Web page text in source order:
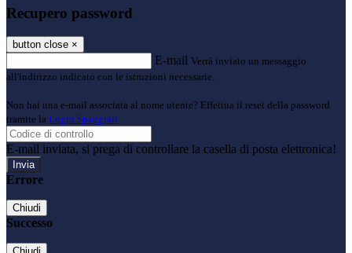
Recupero password
button close ×
E-mail Verrà inviato un messaggio
all'indirizzo indicato con le istruzioni necessarie.
Non hai una e-mail associata al nome utente? Effettua il reset della password
tramite la Login Spaggiari
E-mail inviata, si prega di controllare la casella di posta elettronica!
Errore
Chiudi
Successo